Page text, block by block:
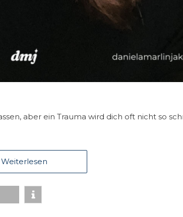
aber ein Trauma wird dich oft nicht so
Weiterlesen